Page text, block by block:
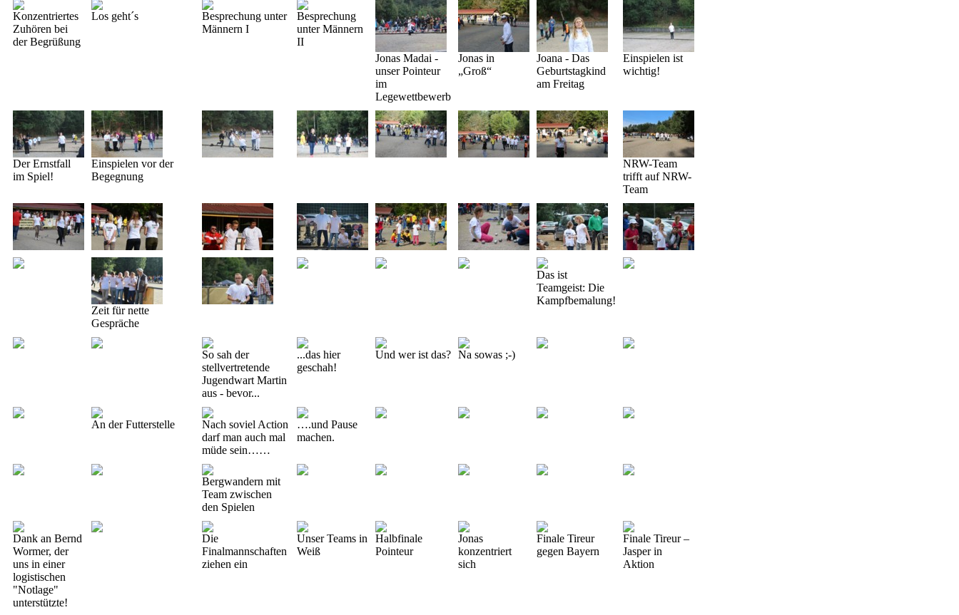
Konzentriertes
Zuhören bei
der Begrüßung
Los geht´s
Besprechung unter
Männern I
Besprechung
unter Männern
II
Jonas Madai -
unser Pointeur
im
Legewettbewerb
Jonas in
„Groß“
Joana - Das
Geburtstagkind
am Freitag
Einspielen ist
wichtig!
Der Ernstfall
im Spiel!
Einspielen vor der
Begegnung
NRW-Team
trifft auf NRW-
Team
Zeit für nette
Gespräche
Das ist
Teamgeist: Die
Kampfbemalung!
So sah der
stellvertretende
Jugendwart Martin
aus - bevor...
...das hier
geschah!
Und wer ist das? Na sowas ;-)
An der Futterstelle
Nach soviel Action
darf man auch mal
müde sein……
….und Pause
machen.
Bergwandern mit
Team zwischen
den Spielen
Dank an Bernd
Wormer, der
uns in einer
logistischen
"Notlage"
unterstützte!
Die
Finalmannschaften
ziehen ein
Unser Teams in
Weiß
Halbfinale
Pointeur
Jonas
konzentriert
sich
Finale Tireur
gegen Bayern
Finale Tireur –
Jasper in
Aktion